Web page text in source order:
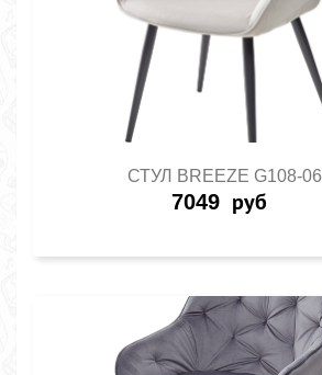
СТУЛ BREEZE G108-06
7049 руб